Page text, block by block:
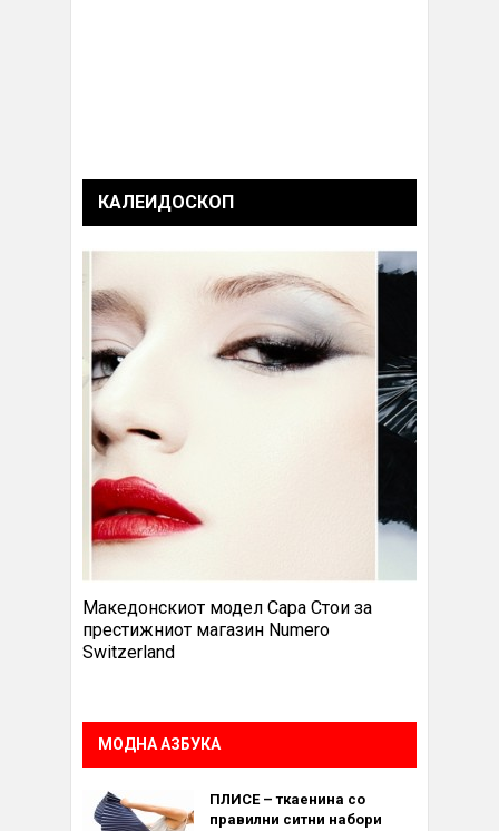
КАЛЕИДОСКОП
Македонскиот модел Сара Стои за
престижниот магазин Numero
Switzerland
МОДНА АЗБУКА
ПЛИСЕ – ткаенина со
правилни ситни набори